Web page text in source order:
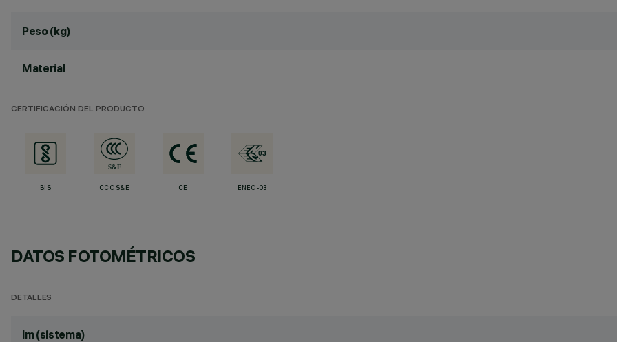
Peso (kg)
Material
CERTIFICACIÓN DEL PRODUCTO
BIS CCC S&E CE ENEC-03
DATOS FOTOMÉTRICOS
DETALLES
lm (sistema)